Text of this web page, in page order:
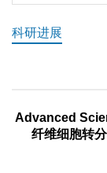
科研进展
Advanced
纤维细胞转